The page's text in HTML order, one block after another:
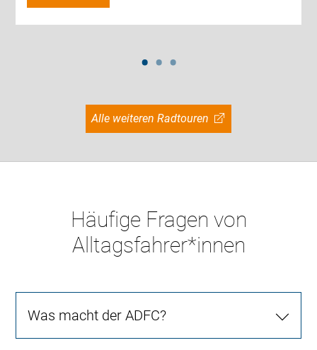
Alle weiteren Radtouren
Häufige Fragen von
Alltagsfahrer*innen
Was macht der ADFC?